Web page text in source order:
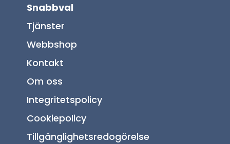
Snabbval
Tjänster
Webbshop
Kontakt
Om oss
Integritetspolicy
Cookiepolicy
Tillgänglighetsredogörelse